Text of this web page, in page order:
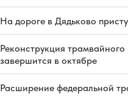
На дороге в Дядьково
Реконструкция
завершится в октябре
Расширение федеральной